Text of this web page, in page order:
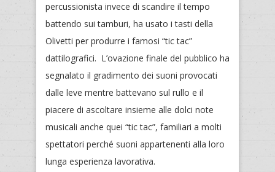
percussionista invece di scandire il tempo
battendo sui tamburi, ha usato i tasti della
Olivetti per produrre i famosi “tic tac”
dattilografici. L’ovazione finale del pubblico ha
segnalato il gradimento dei suoni provocati
dalle leve mentre battevano sul rullo e il
piacere di ascoltare insieme alle dolci note
musicali anche quei “tic tac”, familiari a molti
spettatori perché suoni appartenenti alla loro
lunga esperienza lavorativa.